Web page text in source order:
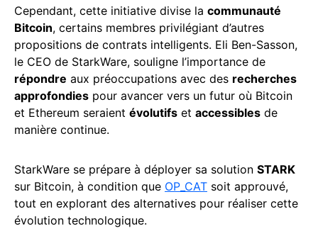
Cependant, cette initiative divise la communauté
Bitcoin, certains membres privilégiant d’autres
propositions de contrats intelligents. Eli Ben-Sasson,
le CEO de StarkWare, souligne l’importance de
répondre aux préoccupations avec des recherches
approfondies pour avancer vers un futur où Bitcoin
et Ethereum seraient évolutifs et accessibles de
manière continue.
StarkWare se prépare à déployer sa solution STARK
sur Bitcoin, à condition que OP_CAT soit approuvé,
tout en explorant des alternatives pour réaliser cette
évolution technologique.